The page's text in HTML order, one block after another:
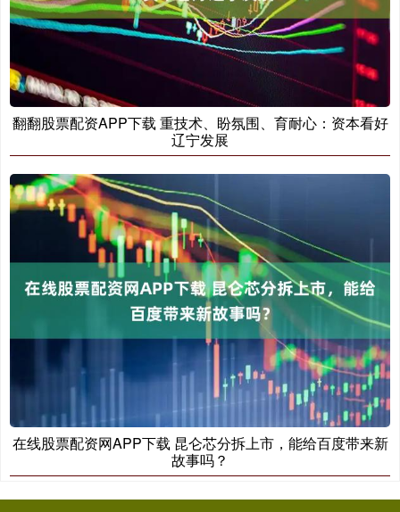
翻翻股票配资APP下载 重技术、盼氛围、育耐心：资本看好
辽宁发展
在线股票配资网APP下载 昆仑芯分拆上市，能给百度带来新
故事吗？